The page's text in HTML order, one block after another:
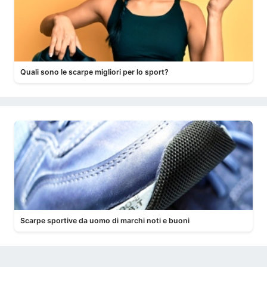
Quali sono le scarpe migliori per lo sport?
Scarpe sportive da uomo di marchi noti e buoni